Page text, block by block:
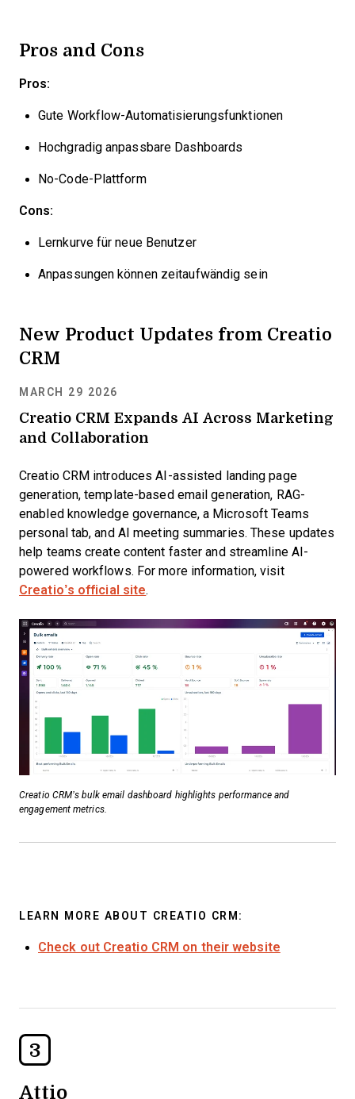
Pros and Cons
Pros:
Gute Workflow-Automatisierungsfunktionen
Hochgradig anpassbare Dashboards
No-Code-Plattform
Cons:
Lernkurve für neue Benutzer
Anpassungen können zeitaufwändig sein
New Product Updates from Creatio
CRM
Creatio CRM’s bulk email dashboard highlights performance and
engagement metrics.
MARCH 29 2026
Creatio CRM Expands AI Across Marketing
and Collaboration
Creatio CRM introduces AI-assisted landing page
generation, template-based email generation, RAG-
enabled knowledge governance, a Microsoft Teams
personal tab, and AI meeting summaries. These updates
help teams create content faster and streamline AI-
powered workflows. For more information, visit
Creatio’s official site.
LEARN MORE ABOUT CREATIO CRM:
Check out Creatio CRM on their website
3
Attio